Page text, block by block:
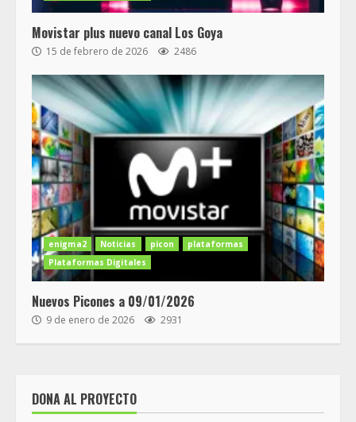
Movistar plus nuevo canal Los Goya
15 de febrero de 2026 2486
enigma2 Noticias picon
plataformas
Plataformas Digitales
Nuevos Picones a 09/01/2026
9 de enero de 2026 2931
DONA AL PROYECTO